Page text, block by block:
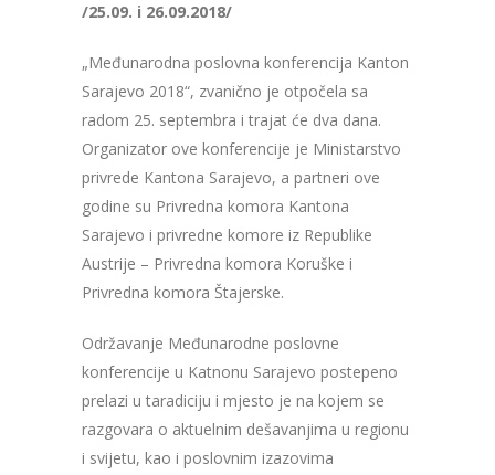
/25.09. i 26.09.2018/
„Međunarodna poslovna konferencija Kanton
Sarajevo 2018“, zvanično je otpočela sa
radom 25. septembra i trajat će dva dana.
Organizator ove konferencije je Ministarstvo
privrede Kantona Sarajevo, a partneri ove
godine su Privredna komora Kantona
Sarajevo i privredne komore iz Republike
Austrije – Privredna komora Koruške i
Privredna komora Štajerske.
Održavanje Međunarodne poslovne
konferencije u Katnonu Sarajevo postepeno
prelazi u taradiciju i mjesto je na kojem se
razgovara o aktuelnim dešavanjima u regionu
i svijetu, kao i poslovnim izazovima